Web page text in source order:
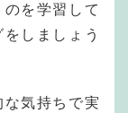
を学習して
しましょう
気持ちで実